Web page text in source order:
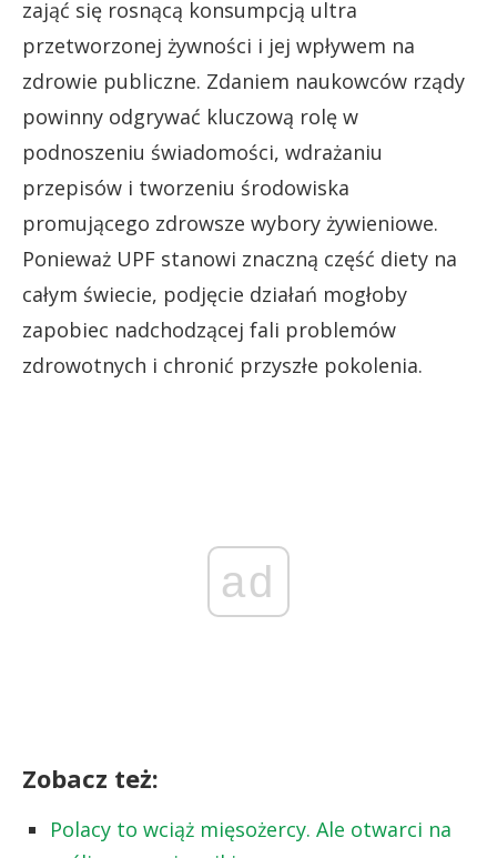
zająć się rosnącą konsumpcją ultra
przetworzonej żywności i jej wpływem na
zdrowie publiczne. Zdaniem naukowców rządy
powinny odgrywać kluczową rolę w
podnoszeniu świadomości, wdrażaniu
przepisów i tworzeniu środowiska
promującego zdrowsze wybory żywieniowe.
Ponieważ UPF stanowi znaczną część diety na
całym świecie, podjęcie działań mogłoby
zapobiec nadchodzącej fali problemów
zdrowotnych i chronić przyszłe pokolenia.
ad
Zobacz też:
Polacy to wciąż mięsożercy. Ale otwarci na